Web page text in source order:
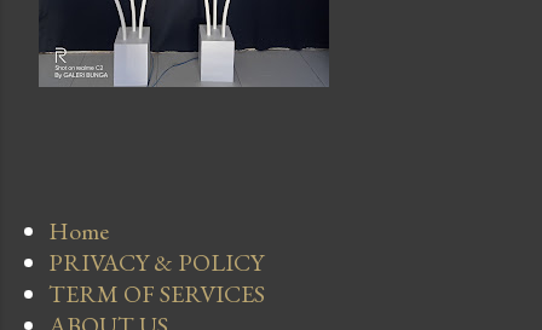
Home
PRIVACY & POLICY
TERM OF SERVICES